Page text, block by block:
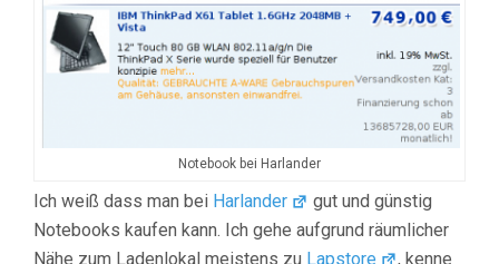
Notebook bei Harlander
Ich weiß dass man bei Harlander
gut und günstig
Notebooks kaufen kann. Ich gehe aufgrund räumlicher
Nähe zum Ladenlokal meistens zu Lapstore , kenne